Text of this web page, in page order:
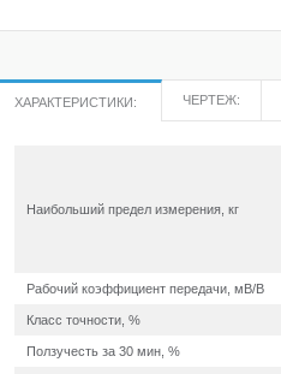
ХАРАКТЕРИСТИКИ: ЧЕРТЕЖ:
Наибольший предел измерения, кг
Рабочий коэффициент передачи, мВ/В
Класс точности, %
Ползучесть за 30 мин, %